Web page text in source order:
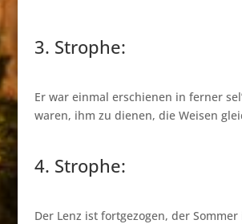
3. Strophe:
Er war einmal erschienen in ferner
waren, ihm zu dienen, die Weisen
4. Strophe:
Der Lenz ist fortgezogen, der